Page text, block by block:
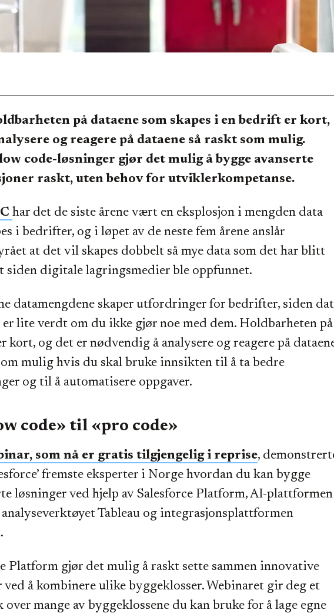
på dataene som skapes i en bedrift er kort,
og reagere på dataene så raskt som mulig.
code-løsninger gjør det mulig å bygge avanserte
raskt, uten behov for utviklerkompetanse.
har det de siste årene vært en eksplosjon i mengden data
i bedrifter, og i løpet av de neste fem årene anslår
at det vil skapes dobbelt så mye data som det har blitt
siden digitale lagringsmedier ble oppfunnet.
datamengdene skaper utfordringer for bedrifter, siden
er lite verdt om du ikke gjør noe med dem. Holdbarheten på
kort, og det er nødvendig å analysere og reagere på
mulig hvis du skal bruke innsikten til å ta bedre
og til å automatisere oppgaver.
code» til «pro code»
som nå er gratis tilgjengelig i reprise,
fremste eksperter i Norge hvordan du kan bygge
løsninger ved hjelp av Salesforce Platform, AI-plattformen
Tableau og integrasjonsplattformen
Platform gjør det mulig å raskt sette sammen innovative
ved å kombinere ulike byggeklosser. Webinaret gir deg et
mange av byggeklossene du kan bruke for å lage egne